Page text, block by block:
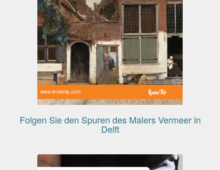
www.leuketip.com
Folgen Sie den Spuren des Malers Vermeer in
Delft